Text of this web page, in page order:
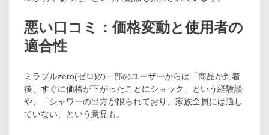
悪い口コミ：価格変動と使用者の
適合性
ミラブルzero(ゼロ)の一部のユーザーからは「商品が到着
後、すぐに価格が下がったことにショック」という経験談
や、「シャワーの出方が限られており、家族全員には適し
ていない」という意見も。